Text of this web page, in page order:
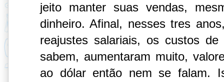
jeito manter suas vendas,
dinheiro. Afinal, nesses tres
reajustes salariais, os custos
sabem, aumentaram muito,
ao dólar então nem se falam.